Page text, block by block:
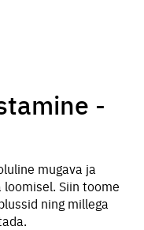
-
mugava ja
Siin toome
ning millega